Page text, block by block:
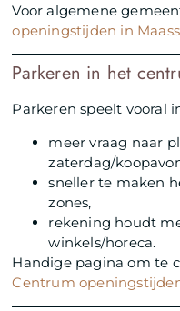
Voor algemene
openingstijden in
Parkeren in het
Parkeren speelt vooral
meer vraag naar
zaterdag/
sneller te maken
zones,
rekening houdt
winkels/horeca.
Handige pagina om te
Centrum